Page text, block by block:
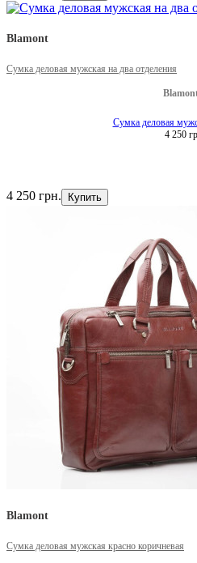
Blamont
Сумка деловая мужская на два отделения
Сумка деловая
4 250
4 250 грн. Купить
Blamont
Сумка деловая мужская красно коричневая